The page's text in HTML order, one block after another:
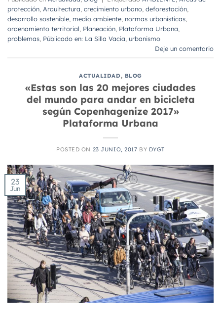
protección, Arquitectura, crecimiento urbano, deforestación,
desarrollo sostenible, medio ambiente, normas urbanísticas,
ordenamiento territorial, Planeación, Plataforma Urbana,
problemas, Públicado en: La Silla Vacia, urbanismo
Deje un comentario
ACTUALIDAD, BLOG
«Estas son las 20 mejores ciudades
del mundo para andar en bicicleta
según Copenhagenize 2017»
Plataforma Urbana
POSTED ON 23 JUNIO, 2017 BY DYGT
23
Jun